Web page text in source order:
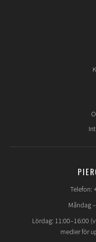
Telefon:
Måndag
Lördag: 11:00–16:00
medier för